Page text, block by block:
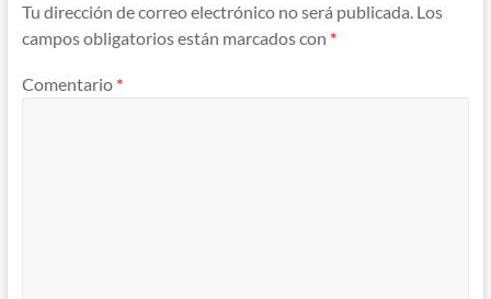
Tu dirección de correo electrónico no será publicada. Los
campos obligatorios están marcados con *
Comentario *